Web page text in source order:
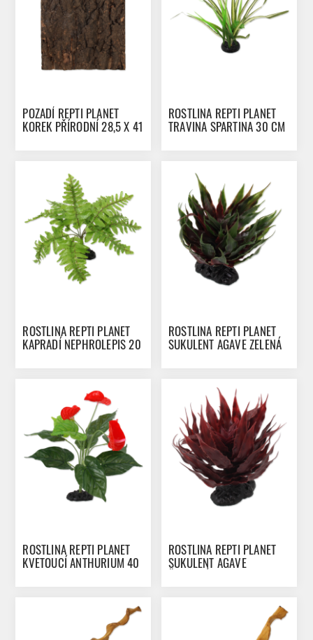
POZADÍ REPTI PLANET
KOREK PŘÍRODNÍ 28,5 X 41
ROSTLINA REPTI PLANET
TRAVINA SPARTINA 30 CM
ROSTLINA REPTI PLANET
KAPRADÍ NEPHROLEPIS 20
ROSTLINA REPTI PLANET
SUKULENT AGAVE ZELENÁ
ROSTLINA REPTI PLANET
KVETOUCÍ ANTHURIUM 40
ROSTLINA REPTI PLANET
SUKULENT AGAVE